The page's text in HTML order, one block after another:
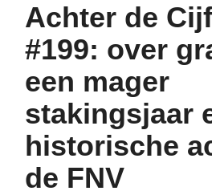
Achter de
#199: over
een mager
stakingsjaar
historische
de FNV